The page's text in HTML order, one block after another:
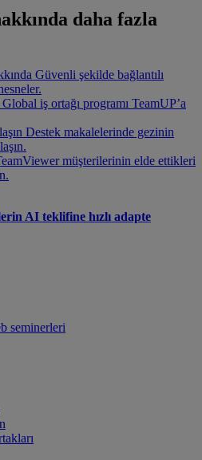
daha fazla
Güvenli şekilde bağlantılı
Global iş ortağı programı TeamUP’a
Destek makalelerinde gezinin
müşterilerinin elde ettikleri
AI teklifine hızlı adapte
seminerleri